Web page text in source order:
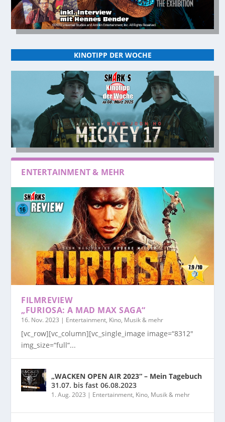
KINOTIPP DER WOCHE
ENTERTAINMENT & MEHR
FILMREVIEW
„FURIOSA: A MAD MAX SAGA“
16. Nov. 2023 | Entertainment, Kino, Musik & mehr
[vc_row][vc_column][vc_single_image image=“8312″
img_size=“full“...
„WACKEN OPEN AIR 2023“ – Mein Tagebuch
31.07. bis fast 06.08.2023
1. Aug. 2023 | Entertainment, Kino, Musik & mehr